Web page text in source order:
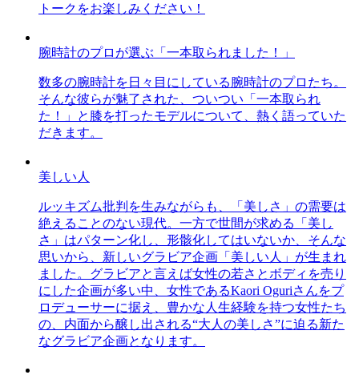
トークをお楽しみください！
腕時計のプロが選ぶ「一本取られました！」
数多の腕時計を日々目にしている腕時計のプロたち。
そんな彼らが魅了された、ついつい「一本取られ
た！」と膝を打ったモデルについて、熱く語っていた
だきます。
美しい人
ルッキズム批判を生みながらも、「美しさ」の需要は
絶えることのない現代。一方で世間が求める「美し
さ」はパターン化し、形骸化してはいないか、そんな
思いから、新しいグラビア企画「美しい人」が生まれ
ました。グラビアと言えば女性の若さとボディを売り
にした企画が多い中、女性であるKaori Oguriさんをプ
ロデューサーに据え、豊かな人生経験を持つ女性たち
の、内面から醸し出される“大人の美しさ”に迫る新た
なグラビア企画となります。